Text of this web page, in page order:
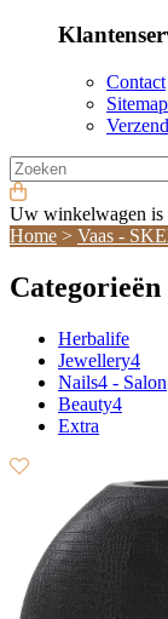
Contact
Sitemap
Uw winkelwagen is
Home > Vaas -
Categorieën
Herbalife
Jewellery4
Nails4 - Salon
Beauty4
Extra